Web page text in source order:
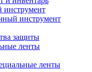
инструмент
инструмент
защиты
ленты
ленты